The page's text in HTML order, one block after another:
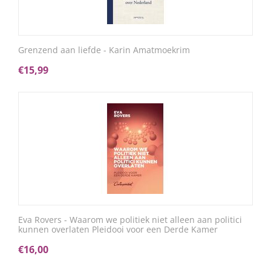
Grenzend aan liefde - Karin Amatmoekrim
€15,99
Eva Rovers - Waarom we politiek niet alleen aan politici
kunnen overlaten Pleidooi voor een Derde Kamer
€16,00